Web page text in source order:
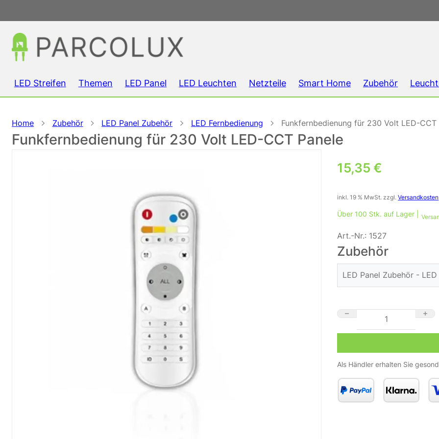
LED Streifen Themen LED Panel LED Leuchten Netzteile Smart Home Zubehör
Home Zubehör LED Panel Zubehör LED Fernbedienung Funkfernbedienung für 230 Volt LED-CCT
Funkfernbedienung für 230 Volt LED-CCT Panele
15,35 €
inkl. 19 % MwSt. zzgl.Versandkosten
Über 100 Stk. auf Lager |
Art.-Nr.: 1527
Zubehör
LED Panel Zubehör -
Funkfernbedienung für 230
Als Händler erhalten Sie